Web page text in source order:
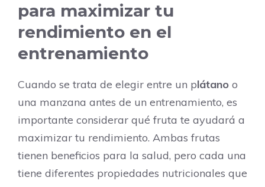
para maximizar tu
rendimiento en el
entrenamiento
Cuando se trata de elegir entre un plátano o
una manzana antes de un entrenamiento, es
importante considerar qué fruta te ayudará a
maximizar tu rendimiento. Ambas frutas
tienen beneficios para la salud, pero cada una
tiene diferentes propiedades nutricionales que